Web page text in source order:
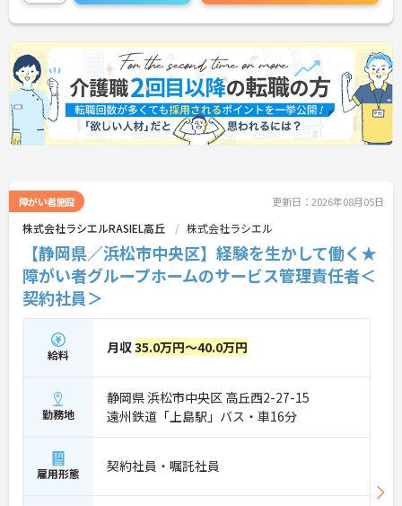
障がい者施設 更新日：2026年08月05日
株式会社ラシエルRASIEL高丘 株式会社ラシエル
【静岡県／浜松市中央区】経験を生かして働く★
障がい者グループホームのサービス管理責任者＜
契約社員＞
給料 月収35.0万円～40.0万円
勤務地
静岡県 浜松市中央区 高丘西2-27-15
遠州鉄道「上島駅」バス・車16分
雇用形態 契約社員・嘱託社員